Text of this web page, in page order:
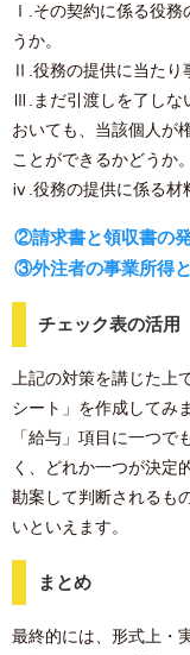
Ⅰ.その契約に係る役務
うか。
Ⅱ.役務の提供に当たり
Ⅲ.まだ引渡しを了しな
おいても、当該個人が
ことができるかどうか。
ⅳ.役務の提供に係る材
②請求書と領収書の
③外注者の事業所得
チェック表の活用
上記の対策を講じた上
シート」を作成してみ
「給与」項目に一つ
く、どれか一つが決定
勘案して判断されるも
いといえます。
まとめ
最終的には、形式上・